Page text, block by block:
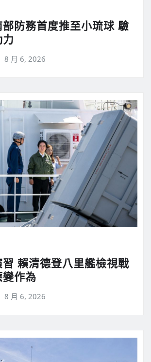
防務首度推至小琉球 驗
8 月 6, 2026
賴清德登八里艦檢視戰
作為
8 月 6, 2026